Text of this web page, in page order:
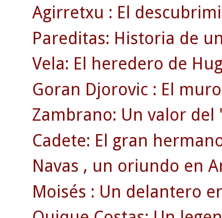
Agirretxu : El
Pareditas: Historia de
Vela: El heredero de
Goran Djorovic : El
Zambrano: Un valor del
Cadete: El gran
Navas , un oriundo en
Moisés : Un delantero